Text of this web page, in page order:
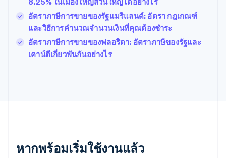
อัตราภาษีการขายของรัฐแมริแลนด์: อัตรา กฎเกณฑ์
และวิธีการคำนวณจำนวนเงินที่คุณต้องชำระ
อัตราภาษีการขายของฟลอริดา: อัตราภาษีของรัฐและ
เคาน์ตีเกี่ยวพันกันอย่างไร
หากพร้อมเริ่มใช้งานแล้ว
โปแลนด์
English
ฝรั่งเศส
English
ฟินแลนด์
EnglishSvenska
เยอรมนี